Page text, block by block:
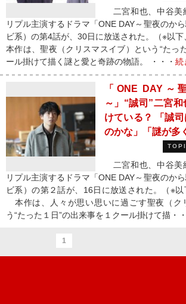
二宮和也、中谷美
リプル主演するドラマ「ONE DAY～聖夜のか
ビ系）の第4話が、30日に放送された。（※以
本作は、聖夜（クリスマスイブ）という“たっ
ール掛けて描く謎と愛と奇跡の物語。 ・・・ 続
「ONE DAY～
～」“誠司”二宮
けている？ 「誠
のかな」「謎が多
二宮和也、中谷美
リプル主演するドラマ「ONE DAY～聖夜のか
ビ系）の第２話が、16日に放送された。（※以
本作は、人々が思い思いに過ごす聖夜（ク
う“たった１日”の出来事を１クール掛けて描・
1